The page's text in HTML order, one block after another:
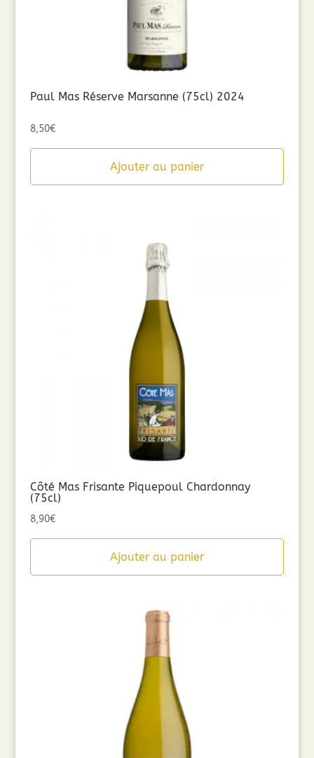
Paul Mas Réserve Marsanne (75cl) 2024
8,50€
Ajouter au panier
Côté Mas Frisante Piquepoul Chardonnay
(75cl)
8,90€
Ajouter au panier